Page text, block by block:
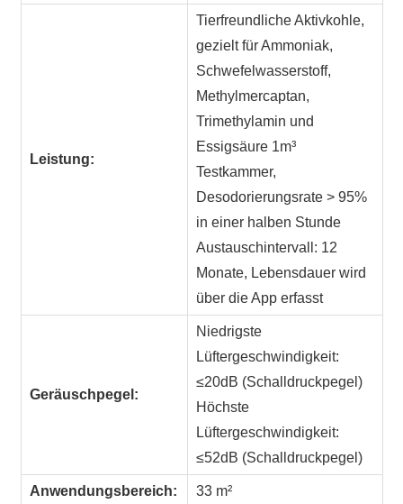
Leistung:
Tierfreundliche Aktivkohle,
gezielt für Ammoniak,
Schwefelwasserstoff,
Methylmercaptan,
Trimethylamin und
Essigsäure 1m³
Testkammer,
Desodorierungsrate > 95%
in einer halben Stunde
Austauschintervall: 12
Monate, Lebensdauer wird
über die App erfasst
Geräuschpegel:
Niedrigste
Lüftergeschwindigkeit:
≤20dB (Schalldruckpegel)
Höchste
Lüftergeschwindigkeit:
≤52dB (Schalldruckpegel)
Anwendungsbereich: 33 m²